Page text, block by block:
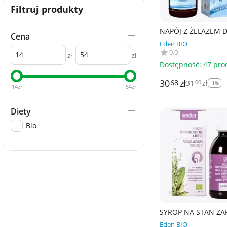
NAPÓJ Z ŻELAZEM
KOBIET W CIĄŻY I
KARMIĄCYCH 450 ml
ROTBACKCHEN
Eden BIO
0.0
Dostępność: 47
3068 zł3100 zł -1%
SYROP NA STAN
GÓRNYCH DRÓG
Eden BIO
Filtruj produkty
Cena
zł– zł
14zł 54zł
Diety
Bio